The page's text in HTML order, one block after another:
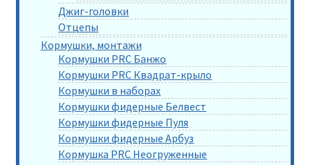
Джиг-головки
Отцепы
Кормушки, монтажи
Кормушки PRC Банжо
Кормушки PRC Квадрат-крыло
Кормушки в наборах
Кормушки фидерные Белвест
Кормушки фидерные Пуля
Кормушки фидерные Арбуз
Кормушка PRC Неогруженные